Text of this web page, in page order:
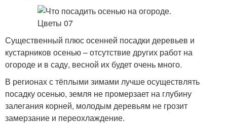
Существенный плюс осенней посадки деревьев и
кустарников осенью – отсутствие других работ на
огороде и в саду, весной их будет очень много.
В регионах с тёплыми зимами лучше осуществлять
посадку осенью, земля не промерзает на глубину
залегания корней, молодым деревьям не грозит
замерзание и переохлаждение.